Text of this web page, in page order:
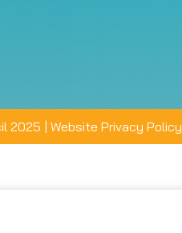
2025 | Website Privacy Policy